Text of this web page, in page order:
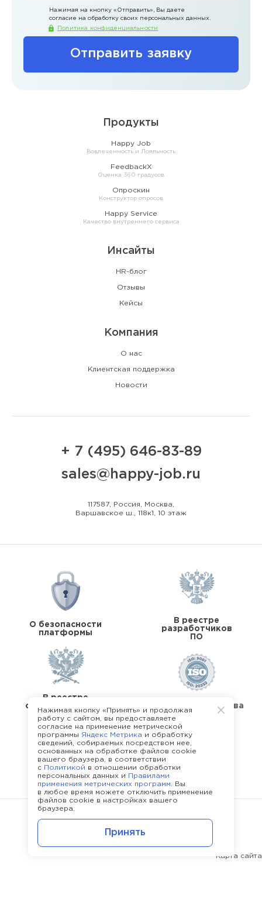
Отправить заявку
Нажимая на кнопку «Отправить» , Вы даете
согласие на обработку своих персональных данных.
Политика конфиденциальности
Продукты
Happy Job
Вовлеченность и Лояльность
FeedbackX
Оценка 360 градусов
Опроскин
Конструктор опросов
Happy Service
Качество внутреннего сервиса
Инсайты
HR-блог
Отзывы
Кейсы
Компания
О нас
Клиентская поддержка
Новости
+ 7 (495) 646-83-89
sales@happy-job.ru
117587, Россия, Москва,
Варшавское ш., 118к1, 10 этаж
О безопасности
платформы
В реестре
разработчиков
ПО
В реестре
операторов перс.
данных
Стандарты качества
О команде Happy Job
Политика конфиденциальности
Карта сайта
Нажимая кнопку «Принять» и продолжая
работу с сайтом, вы предоставляете
согласие на применение метрической
программы Яндекс Метрика и обработку
сведений, собираемых посредством нее,
основанных на обработке файлов cookie
вашего браузера, в соответствии
с Политикой в отношении обработки
персональных данных и
Правилами
применения метрических программ . Вы
в любое время можете отключить применение
файлов cookie в настройках вашего
браузера.
Принять